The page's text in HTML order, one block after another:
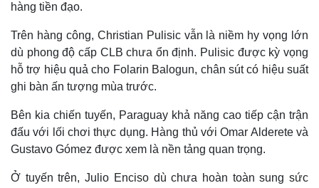
hàng tiền đạo.
Trên hàng công, Christian Pulisic vẫn là niềm hy vọng lớn
dù phong độ cấp CLB chưa ổn định. Pulisic được kỳ vọng
hỗ trợ hiệu quả cho Folarin Balogun, chân sút có hiệu suất
ghi bàn ấn tượng mùa trước.
Bên kia chiến tuyến, Paraguay khả năng cao tiếp cận trận
đấu với lối chơi thực dụng. Hàng thủ với Omar Alderete và
Gustavo Gómez được xem là nền tảng quan trọng.
Ở tuyến trên, Julio Enciso dù chưa hoàn toàn sung sức